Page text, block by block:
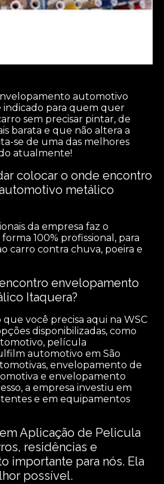
automotivo
indicado para quem quer
sem precisar pintar, de
barata e que não altera a
se de uma das melhores
atualmente!
colocar o onde encontro
metálico
da empresa faz o
100% profissional, para
carro contra chuva, poeira e
envelopamento
Itaquera?
você precisa aqui na WSC
disponibilizadas, como
película
automotivo em São
envelopamento de
e envelopamento
a empresa investiu em
e em equipamentos
Aplicação de Pelicula
residências e
importante para nós. Ela
possível.